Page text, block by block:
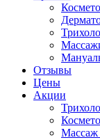
Отзывы
Цены
Акции
Массаж